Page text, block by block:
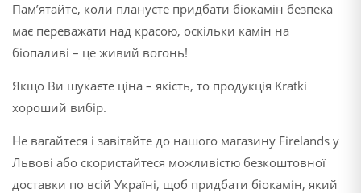
Пам’ятайте, коли плануєте придбати біокамін безпека
має переважати над красою, оскільки камін на
біопаливі – це живий вогонь!
Якщо Ви шукаєте ціна – якість, то продукція Kratki
хороший вибір.
Не вагайтеся і завітайте до нашого магазину Firelands у
Львові або скористайтеся можливістю безкоштовної
доставки по всій Україні, щоб придбати біокамін, який